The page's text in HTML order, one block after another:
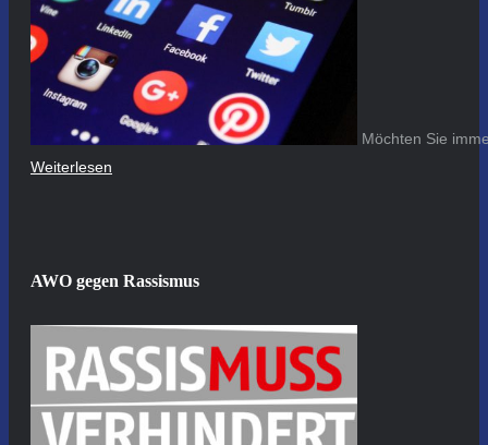
Möchten Sie
Weiterlesen
AWO gegen Rassismus